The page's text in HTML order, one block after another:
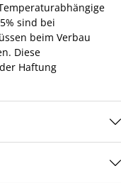
sind bei
beim Verbau
Diese
Haftung